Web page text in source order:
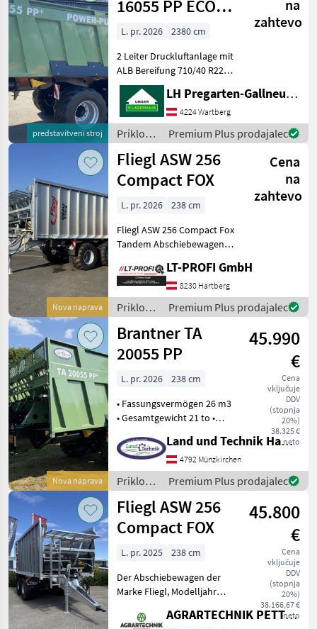
predstavitveni stroj
16055 PP ECO
Plus
na
zahtevo
L. pr. 2026
2380 cm
2 Leiter Druckluftanlage mit
ALB Bereifung 710/40 R22, 5
FL 630 BKT -
Kartoffelschieber hinten -
Kugelkopfanhängung(kann
man auch ändern) Spur
2100mm - Gesamtbrei
LH Pregarten-Gallneukirchen, Pregarten
4224 Wartberg
Priklopniki
/
Brantner
Premium Plus prodajalec
Nova naprava
Fliegl ASW 256
Compact FOX
Cena
na
zahtevo
L. pr. 2026
238 cm
Fliegl ASW 256 Compact Fox
Tandem Abschiebewagen
Tandem Fahrgestell - zul.
Gesamtgewicht 20.000 kg -
Parabelfederung Titan-
Aggregat -
LT-PROFI GmbH
8230 Hartberg
Priklopniki
/ Fliegl
Premium Plus prodajalec
Nova naprava
Brantner TA
20055 PP
45.990
€
Cena
vključuje
DDV
(stopnja
20%)
38.325 €
neto
L. pr. 2026
238 cm
• Fassungsvermögen 26 m3
• Gesamtgewicht 21 to •
mm • Abschiebeschild 1.500
mm • Muldenhöhe 2.000
mm • Plattformhöhe 1.480
mm • Kug
Land und Technik HandelsgesmbH
4792 Münzkirchen
Priklopniki
/
Brantner
Premium Plus prodajalec
Fliegl ASW 256
Compact FOX
45.800
€
Cena
vključuje
DDV
(stopnja
20%)
38.166,67 €
neto
L. pr. 2025
238 cm
Der Abschiebewagen der
Marke Fliegl, Modelljahr
leistungsstarkes und
AGRARTECHNIK PETTENBACH GMBH